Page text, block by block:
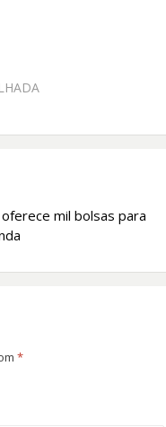
mil bolsas para
*